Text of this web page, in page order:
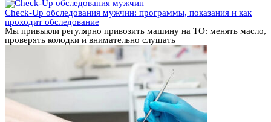
Check-Up обследования мужчин: программы, показания и как
проходит обследование
Мы привыкли регулярно привозить машину на ТО: менять масло,
проверять колодки и внимательно слушать